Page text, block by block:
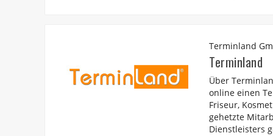
Terminland
Terminland
Über
online einen
Friseur,
gehetzte
Dienstleisters